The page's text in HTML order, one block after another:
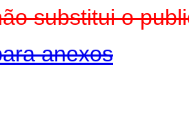
substitui o
anexos